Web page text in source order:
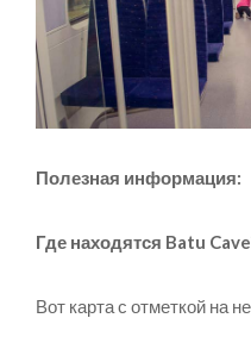
Полезная информация:
Где находятся Batu
Вот карта с отметкой на